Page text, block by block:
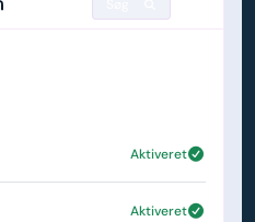
Aktiveret
Aktiveret